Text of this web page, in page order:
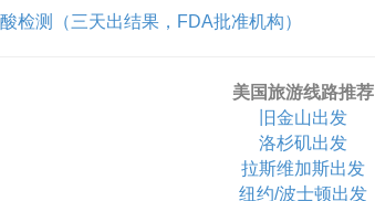
检测（三天出结果，FDA批准机构）
美国旅游线路推荐
旧金山出发
洛杉矶出发
拉斯维加斯出发
纽约/波士顿出发